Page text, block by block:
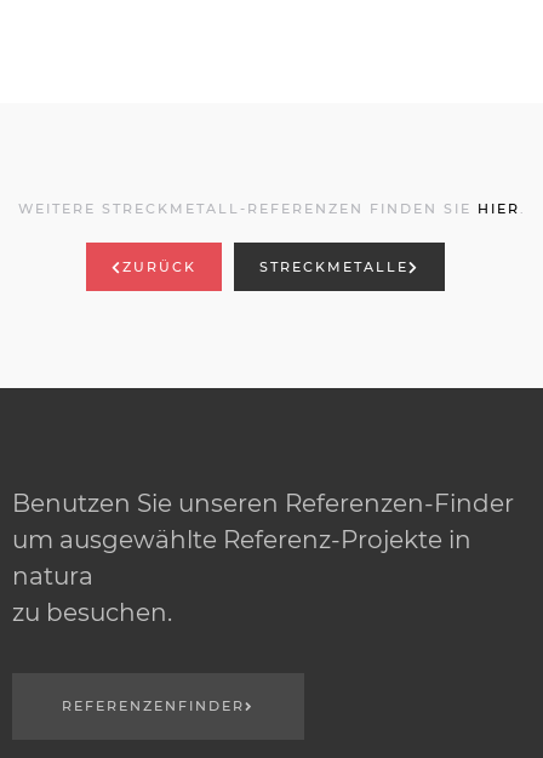
WEITERE STRECKMETALL-REFERENZEN FINDEN SIE HIER .
ZURÜCK STRECKMETALLE
Benutzen Sie unseren Referenzen-Finder
um ausgewählte Referenz-Projekte in
natura
zu besuchen.
REFERENZENFINDER